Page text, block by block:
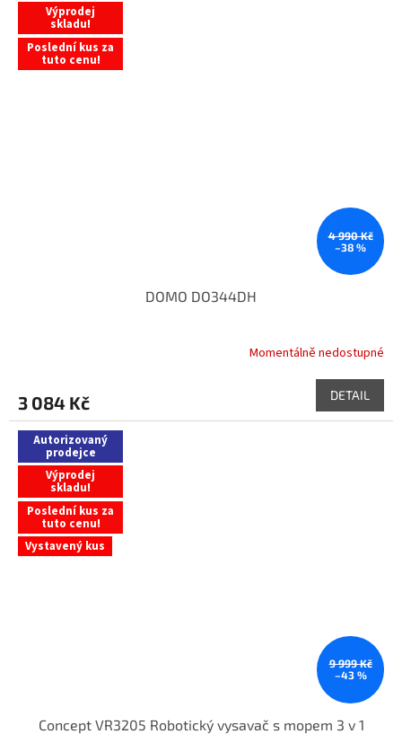
Výprodej
skladu!
Poslední kus za
tuto cenu!
4 990 Kč
–38 %
DOMO DO344DH
Momentálně nedostupné
3 084 Kč DETAIL
Autorizovaný
prodejce
Výprodej
skladu!
Poslední kus za
tuto cenu!
Vystavený kus
9 999 Kč
–43 %
Concept VR3205 Robotický vysavač s mopem 3 v 1